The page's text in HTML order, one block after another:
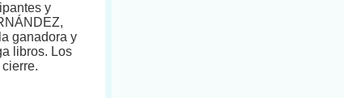
y
ganadora y
libros. Los